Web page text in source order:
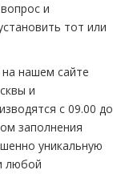
и
тот или
на нашем сайте
и
с 09.00 до
заполнения
уникальную
любой